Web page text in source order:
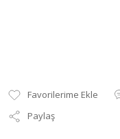
Paylaş